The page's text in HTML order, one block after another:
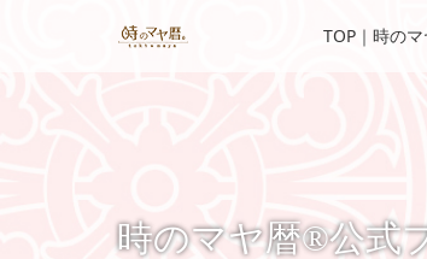
TOP｜時の
時のマヤ暦®公式